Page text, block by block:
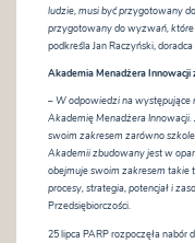
ludzie, musi być przygotowany
przygotowany do wyzwań, które
podkreśla Jan Raczyński,
Akademia Menadżera Innowacji
–W odpowiedzi na występujące
Akademię Menadżera
swoim zakresem zarówno
Akademii zbudowany jest w
obejmuje swoim zakresem takie
procesy, strategia, potencjał i
Przedsiębiorczości.
25 lipca PARP rozpoczęła